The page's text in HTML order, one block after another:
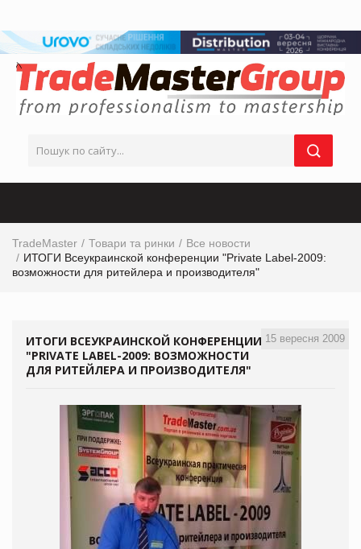
TradeMaster Товари та ринки
Все новости
ИТОГИ Всеукраинской конференции "Private Label-2009:
возможности для ритейлера и производителя"
15 вересня 2009
ИТОГИ ВСЕУКРАИНСКОЙ КОНФЕРЕНЦИИ
"PRIVATE LABEL-2009: ВОЗМОЖНОСТИ
ДЛЯ РИТЕЙЛЕРА И ПРОИЗВОДИТЕЛЯ"